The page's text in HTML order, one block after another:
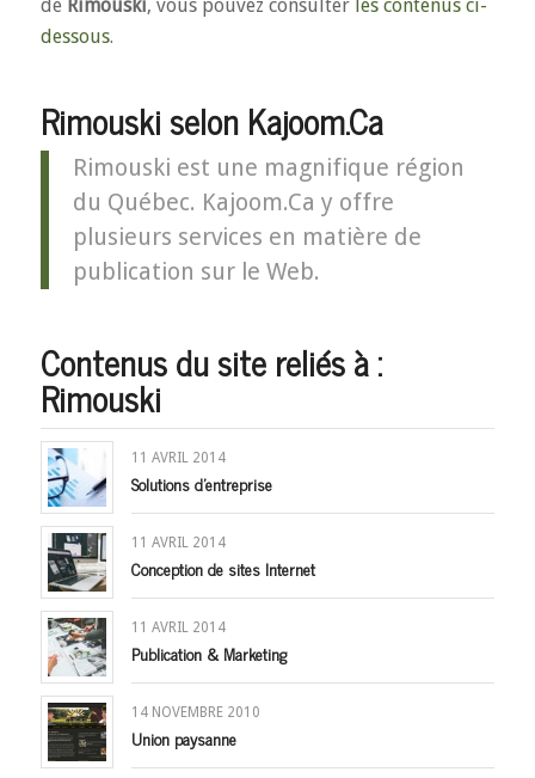
de Rimouski, vous pouvez consulter les contenus ci-
dessous.
Rimouski selon Kajoom.Ca
Rimouski est une magnifique région
du Québec. Kajoom.Ca y offre
plusieurs services en matière de
publication sur le Web.
Contenus du site reliés à :
Rimouski
11 AVRIL 2014
Solutions d’entreprise
11 AVRIL 2014
Conception de sites Internet
11 AVRIL 2014
Publication & Marketing
14 NOVEMBRE 2010
Union paysanne